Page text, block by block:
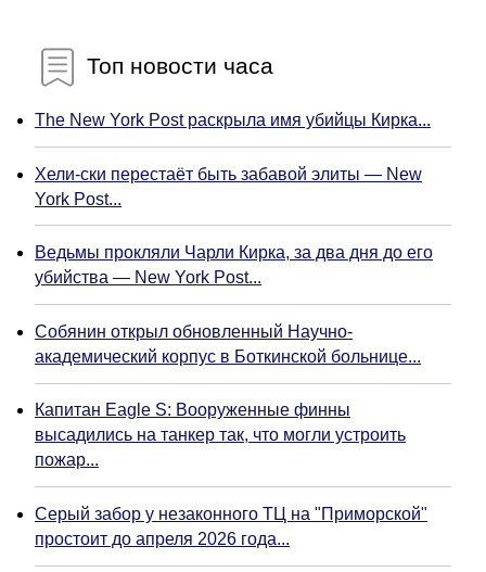
Топ новости часа
The New York Post раскрыла имя убийцы Кирка...
Хели-ски перестаёт быть забавой элиты — New
York Post...
Ведьмы прокляли Чарли Кирка, за два дня до его
убийства — New York Post...
Собянин открыл обновленный Научно-
академический корпус в Боткинской больнице...
Капитан Eagle S: Вооруженные финны
высадились на танкер так, что могли устроить
пожар...
Серый забор у незаконного ТЦ на "Приморской"
простоит до апреля 2026 года...